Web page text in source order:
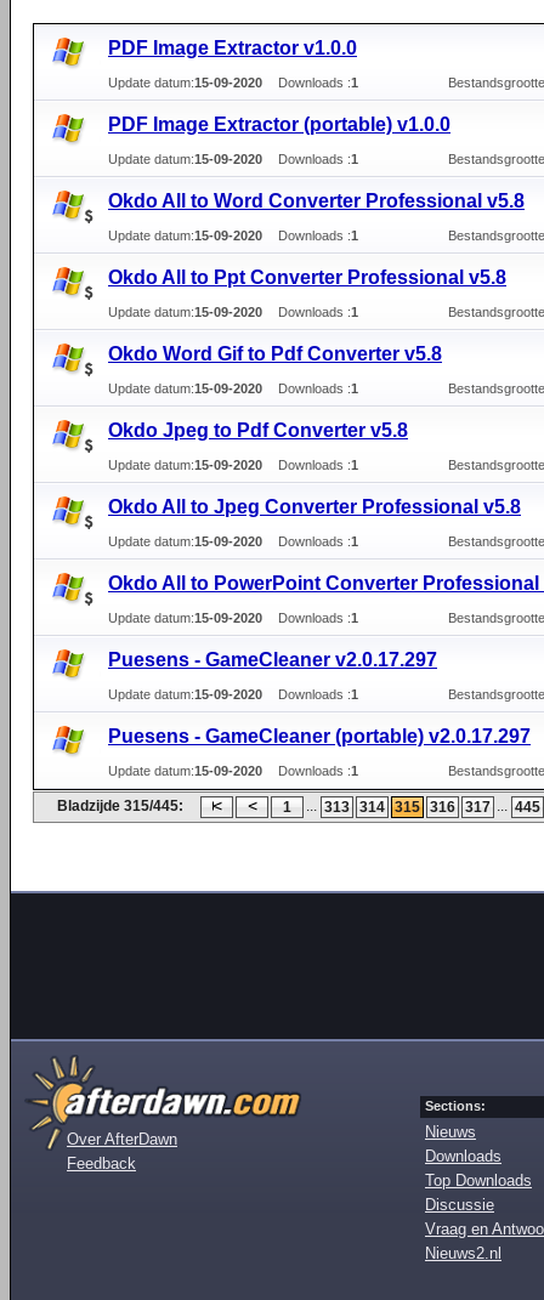
PDF Image Extractor v1.0.0
Update datum:15-09-2020 Downloads :1
PDF Image Extractor (portable) v1.0.0
Update datum:15-09-2020 Downloads :1
Okdo All to Word Converter Professional v5.8
Update datum:15-09-2020 Downloads :1
Okdo All to Ppt Converter Professional v5.8
Update datum:15-09-2020 Downloads :1
Okdo Word Gif to Pdf Converter v5.8
Update datum:15-09-2020 Downloads :1
Okdo Jpeg to Pdf Converter v5.8
Update datum:15-09-2020 Downloads :1
Okdo All to Jpeg Converter Professional v5.8
Update datum:15-09-2020 Downloads :1
Okdo All to PowerPoint Converter Professional
Update datum:15-09-2020 Downloads :1
Puesens - GameCleaner v2.0.17.297
Update datum:15-09-2020 Downloads :1
Puesens - GameCleaner (portable) v2.0.17.297
Update datum:15-09-2020 Downloads :1
Bladzijde 315/445: 1 ... 313 314 315 316 317 ... 445
Over AfterDawn
Feedback
Sections:
Nieuws
Downloads
Top Downloads
Discussie
Vraag en
Nieuws2.nl